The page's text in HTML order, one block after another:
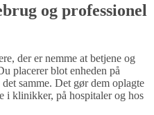
og professionel
der er nemme at betjene og
placerer blot enheden på
samme. Det gør dem oplagte
i klinikker, på hospitaler og hos